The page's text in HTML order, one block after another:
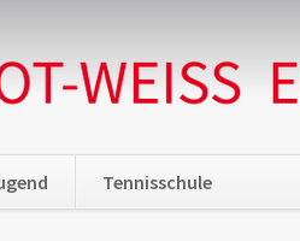
Tennisschule